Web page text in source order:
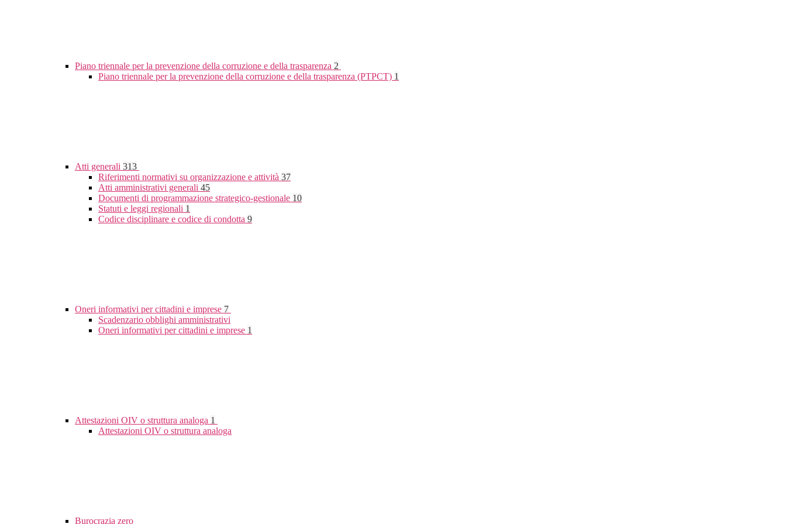
Piano triennale per la prevenzione della corruzione e della trasparenza 2
Piano triennale per la prevenzione della corruzione e della trasparenza (PTPCT) 1
Atti generali 313
Riferimenti normativi su organizzazione e attività 37
Atti amministrativi generali 45
Documenti di programmazione strategico-gestionale 10
Statuti e leggi regionali 1
Codice disciplinare e codice di condotta 9
Oneri informativi per cittadini e imprese 7
Scadenzario obblighi amministrativi
Oneri informativi per cittadini e imprese 1
Attestazioni OIV o struttura analoga 1
Attestazioni OIV o struttura analoga
Burocrazia zero